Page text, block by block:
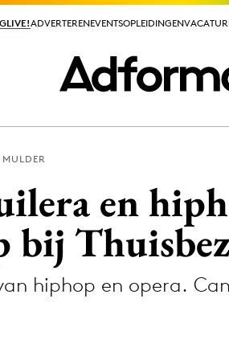
ADVERTERENEVENTSOPLEIDINGEN
ADVERTERENEVENTSOPLEIDINGEN
Media
MULDER
en
bij
hiphop en opera.